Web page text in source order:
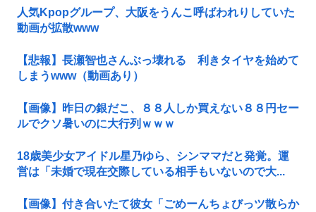
人気Kpopグループ、大阪をうんこ呼ばわれりしていた
動画が拡散www
【悲報】長瀬智也さんぶっ壊れる 利きタイヤを始めて
しまうwww（動画あり）
【画像】昨日の銀だこ、８８人しか買えない８８円セー
ルでクソ暑いのに大行列ｗｗｗ
18歳美少女アイドル星乃ゆら、シンママだと発覚。運
営は「未婚で現在交際している相手もいないので大...
【画像】付き合いたて彼女「ごめーんちょびっツ散らか